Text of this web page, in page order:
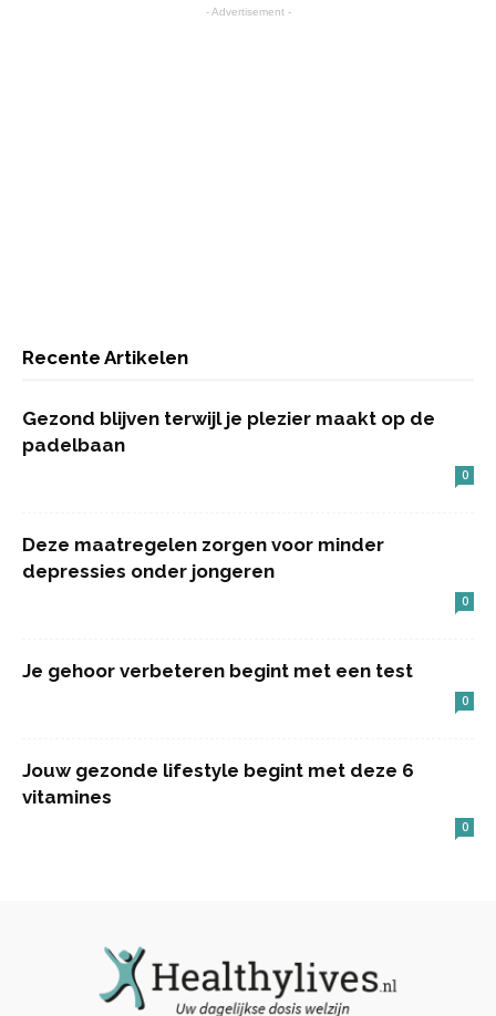
- Advertisement -
Recente Artikelen
Gezond blijven terwijl je plezier maakt op de
padelbaan
0
Deze maatregelen zorgen voor minder
depressies onder jongeren
0
Je gehoor verbeteren begint met een test
0
Jouw gezonde lifestyle begint met deze 6
vitamines
0